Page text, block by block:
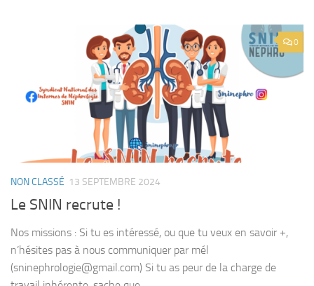
0
NON CLASSÉ 13 SEPTEMBRE 2024
Le SNIN recrute !
Nos missions : Si tu es intéressé, ou que tu veux en savoir +,
n’hésites pas à nous communiquer par mél
(sninephrologie@gmail.com) Si tu as peur de la charge de